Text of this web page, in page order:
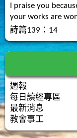
I praise you
your works are
詩篇139：14
週報
每日讀經專區
最新消息
教會事工